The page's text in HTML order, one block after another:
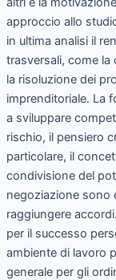
approccio allo
in ultima analisi il
trasversali, come la
la risoluzione dei
imprenditoriale. La
a sviluppare
rischio, il pensiero
particolare, il
condivisione del
negoziazione sono
raggiungere
per il successo
ambiente di lavoro
generale per gli